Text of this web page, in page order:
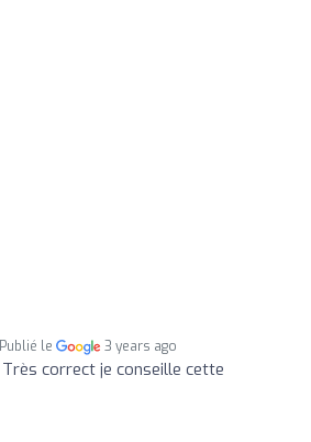
Publié le 3 years ago
Très correct je conseille cette